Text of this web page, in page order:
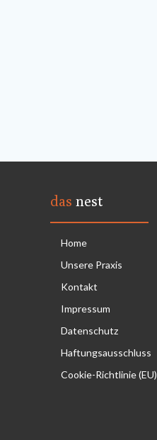
das nest
Home
Unsere Praxis
Kontakt
Impressum
Datenschutz
Haftungsausschluss
Cookie-Richtlinie (EU)